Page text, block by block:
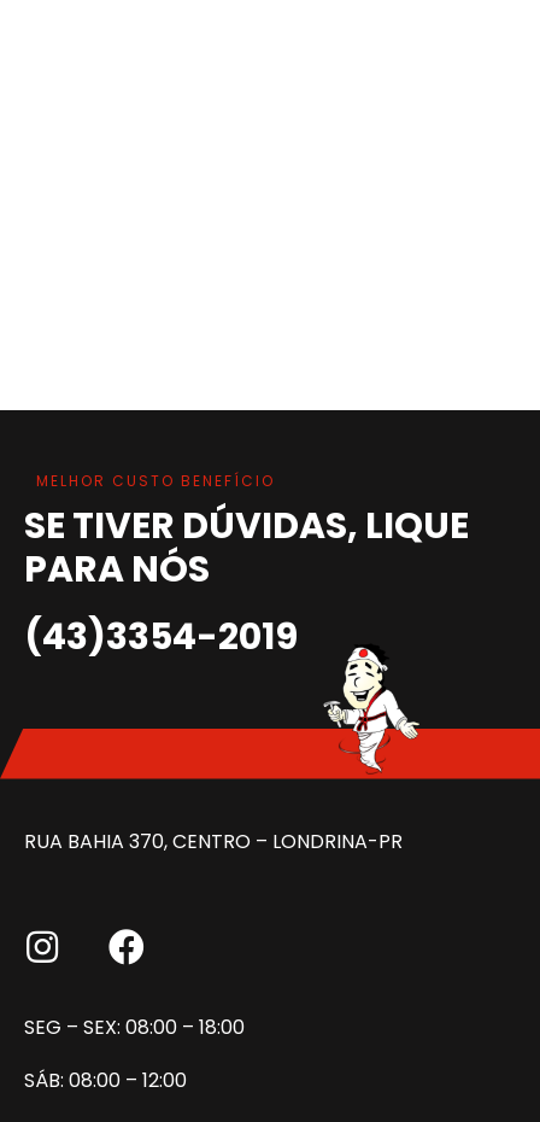
MELHOR CUSTO BENEFÍCIO
SE TIVER DÚVIDAS, LIQUE
PARA NÓS
(43)3354-2019
RUA BAHIA 370, CENTRO – LONDRINA-PR
SEG – SEX: 08:00 – 18:00
SÁB: 08:00 – 12:00